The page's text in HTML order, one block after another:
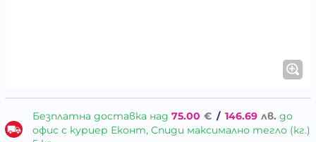
Безплатна доставка над 75.00 € / 146.69 лв. до
офис с куриер Еконт, Спиди максимално тегло (кг.)